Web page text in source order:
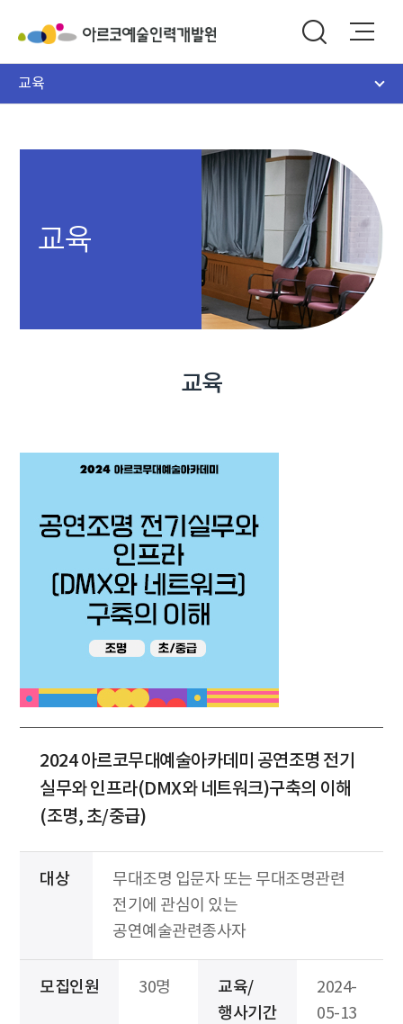
교육
교육
교육
2024 아르코무대예술아카데미 공연조명 전기
실무와 인프라(DMX와 네트워크)구축의 이해
(조명, 초/중급)
대상
무대조명 입문자 또는 무대조명관련
전기에 관심이 있는
공연예술관련종사자
모집인원 30명
교육/
행사기간
2024-
05-13